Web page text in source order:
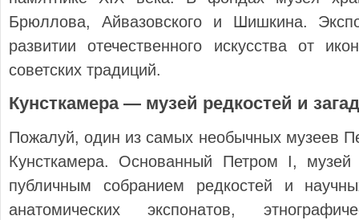
Брюллова, Айвазовского и Шишкина.
развитии отечественного искусства от
советских традиций.
Кунсткамера — музей редкостей и
Пожалуй, один из самых необычных музеев
Кунсткамера. Основанный Петром I,
публичным собранием редкостей и
анатомических экспонатов,